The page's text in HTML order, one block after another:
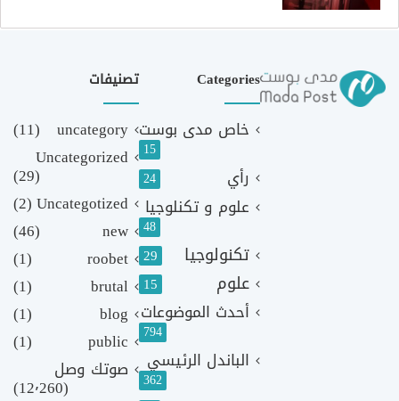
Categories
خاص مدى بوست
15
رأي 24
علوم و تكنلوجيا
48
تكنولوجيا 29
علوم 15
أحدث الموضوعات
794
الباندل الرئيسي
362
تصنيفات
uncategory
(11)
Uncategorized
(29)
Uncategotized
(2)
new
(46)
roobet
(1)
brutal
(1)
blog
(1)
public
(1)
صوتك وصل
(12٬260)